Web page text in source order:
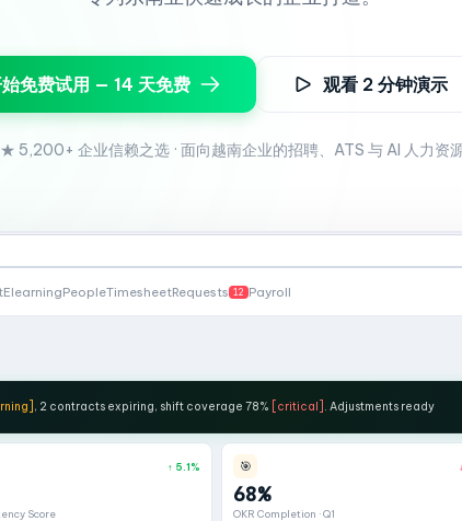
免费试用 — 14 天免费 观看 2 分钟演示
企业信赖之选 · 面向越南企业的招聘、ATS 与 AI 人力资
ElearningPeopleTimesheetRequests 12 Payroll
, 2 contracts expiring, shift coverage 78% [critical] . Adjustments ready
↑ 5.1%
Score
🎯
68%
OKR Completion · Q1